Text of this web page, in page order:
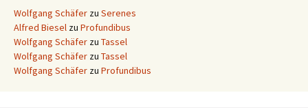
Wolfgang Schäfer zu Serenes
Alfred Biesel zu Profundibus
Wolfgang Schäfer zu Tassel
Wolfgang Schäfer zu Tassel
Wolfgang Schäfer zu Profundibus